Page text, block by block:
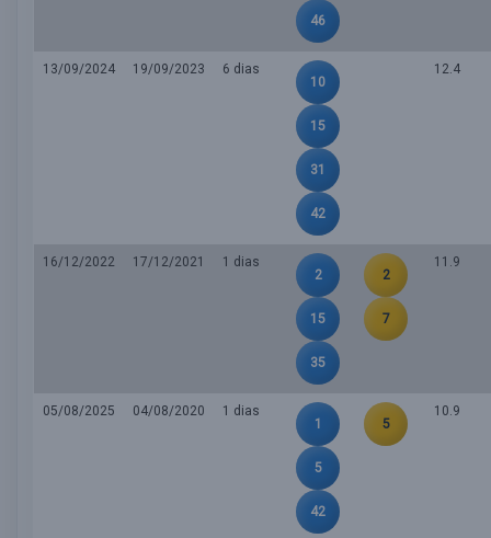
46
13/09/2024 19/09/2023
6 dias
10
15
31
42
12.4
16/12/2022 17/12/2021
1 dias
2
15
35
2
7
11.9
05/08/2025 04/08/2020
1 dias
1
5
42
5
10.9